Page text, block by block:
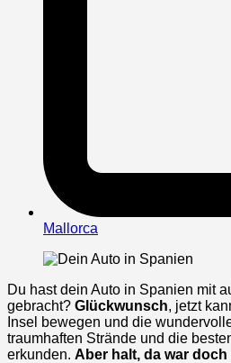
Mallorca
Du hast dein Auto in Spanien mit
gebracht? Glückwunsch, jetzt
Insel bewegen und die
traumhaften Strände und die
erkunden. Aber halt, da war